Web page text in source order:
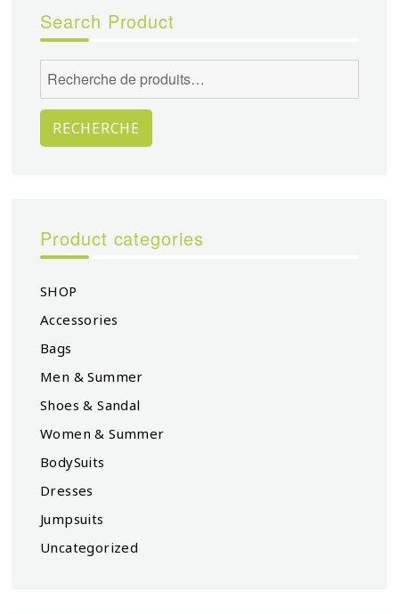
Search Product
Recherche
pour :
RECHERCHE
Product categories
SHOP
Accessories
Bags
Men & Summer
Shoes & Sandal
Women & Summer
BodySuits
Dresses
Jumpsuits
Uncategorized